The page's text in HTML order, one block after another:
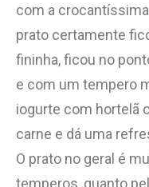
com a
prato certamente
fininha, ficou no
e com um tempero
iogurte com hortelã
carne e dá uma
O prato no geral é
temperos, quanto